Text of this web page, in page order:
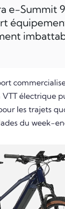
e-Summit
électrique
les trajets
du week-